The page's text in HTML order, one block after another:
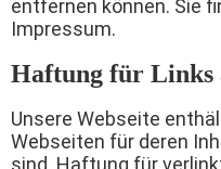
entfernen können. Sie
Impressum.
Haftung für Links
Unsere Webseite
Webseiten für deren
sind. Haftung für